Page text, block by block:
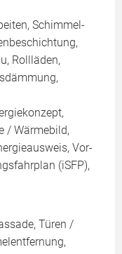
Schimmel-
Rollläden,
/ Wärmebild,
Vor-
(iSFP),
Türen /